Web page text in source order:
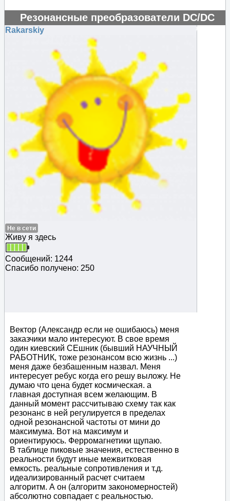
Резонансные преобразователи DC/DC
#48446
Rakarskiy
Не в сети
Живу я здесь
Сообщений: 1244
Спасибо получено: 250
Вектор (Александр если не ошибаюсь) меня
заказчики мало интересуют. В свое время
один киевский СЕшник (бывший НАУЧНЫЙ
РАБОТНИК, тоже резонансом всю жизнь ...)
меня даже безбашенным назвал. Меня
интересует ребус когда его решу выложу. Не
думаю что цена будет космическая. а
главная доступная всем желающим. В
данный момент рассчитываю схему так как
резонанс в ней регулируется в пределах
одной резонансной частоты от мини до
максимума. Вот на максимум и
ориентируюсь. Ферромагнетики щупаю.
В таблице пиковые значения, естественно в
реальности будут иные межвитковая
емкость. реальные сопротивления и т.д.
идеализированный расчет считаем
алгоритм. А он (алгоритм закономерностей)
абсолютно совпадает с реальностью.